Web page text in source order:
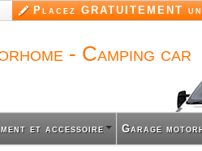
Placez GRATUITEMENT
- Camping car
et accessoire Garage